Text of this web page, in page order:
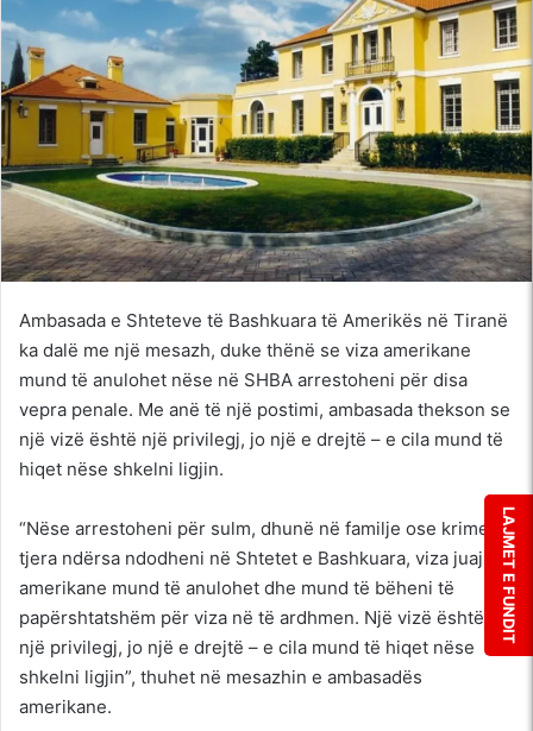
Ambasada e Shteteve të Bashkuara të Amerikës në Tiranë
ka dalë me një mesazh, duke thënë se viza amerikane
mund të anulohet nëse në SHBA arrestoheni për disa
vepra penale. Me anë të një postimi, ambasada thekson se
një vizë është një privilegj, jo një e drejtë – e cila mund të
hiqet nëse shkelni ligjin.
“Nëse arrestoheni për sulm, dhunë në familje ose krime të
tjera ndërsa ndodheni në Shtetet e Bashkuara, viza juaj
amerikane mund të anulohet dhe mund të bëheni të
papërshtatshëm për viza në të ardhmen. Një vizë është
një privilegj, jo një e drejtë – e cila mund të hiqet nëse
shkelni ligjin”, thuhet në mesazhin e ambasadës
amerikane.
LAJMET E FUNDIT